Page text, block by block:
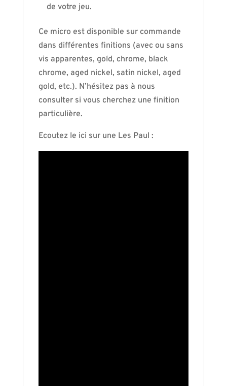
de votre jeu.
Ce micro est disponible sur commande
dans différentes finitions (avec ou sans
vis apparentes, gold, chrome, black
chrome, aged nickel, satin nickel, aged
gold, etc.). N’hésitez pas à nous
consulter si vous cherchez une finition
particulière.
Ecoutez le ici sur une Les Paul :